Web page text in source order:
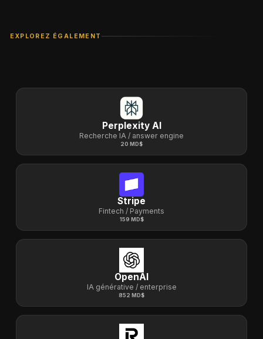
EXPLOREZ ÉGALEMENT
Perplexity AI
Recherche IA / answer engine
20 MD$
Stripe
Fintech / Payments
159 MD$
OpenAI
IA générative / enterprise
852 MD$